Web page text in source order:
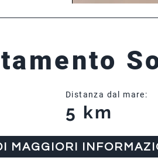
Distanza dal mare:
5 km
MAGGIORI